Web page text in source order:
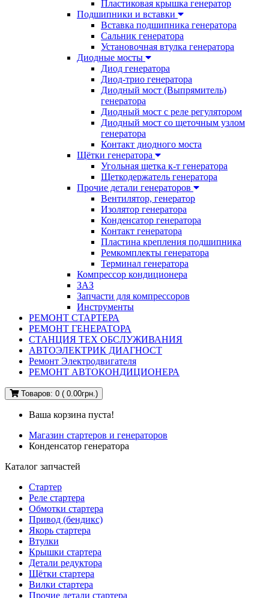
Пластиковая крышка генератор
Подшипники и вставки
Вставка подшипника генератора
Сальник генератора
Установочная втулка генератора
Диодные мосты
Диод генератора
Диод-трио генератора
Диодный мост (Выпрямитель)
генератора
Диодный мост с реле регулятором
Диодный мост со щеточным узлом
генератора
Контакт диодного моста
Щётки генератора
Угольная щетка к-т генератора
Щеткодержатель генератора
Прочие детали генераторов
Вентилятор, генератор
Изолятор генератора
Конденсатор генератора
Контакт генератора
Пластина крепления подшипника
Ремкомплекты генератора
Терминал генератора
Компрессор кондиционера
ЗАЗ
Запчасти для компрессоров
Инструменты
РЕМОНТ СТАРТЕРА
РЕМОНТ ГЕНЕРАТОРА
СТАНЦИЯ ТЕХ ОБСЛУЖИВАНИЯ
АВТОЭЛЕКТРИК ДИАГНОСТ
Ремонт Электродвигателя
РЕМОНТ АВТОКОНДИЦИОНЕРА
Товаров: 0 ( 0.00грн.)
Ваша корзина пуста!
Магазин стартеров и генераторов
Конденсатор генератора
Каталог запчастей
Стартер
Реле стартера
Обмотки стартера
Привод (бендикс)
Якорь стартера
Втулки
Крышки стартера
Детали редуктора
Щётки стартера
Вилки стартера
Прочие детали стартера